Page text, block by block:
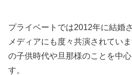
プライベートでは2012年に結婚
メディアにも度々共演されてい
の子供時代や旦那様のことを中
す。